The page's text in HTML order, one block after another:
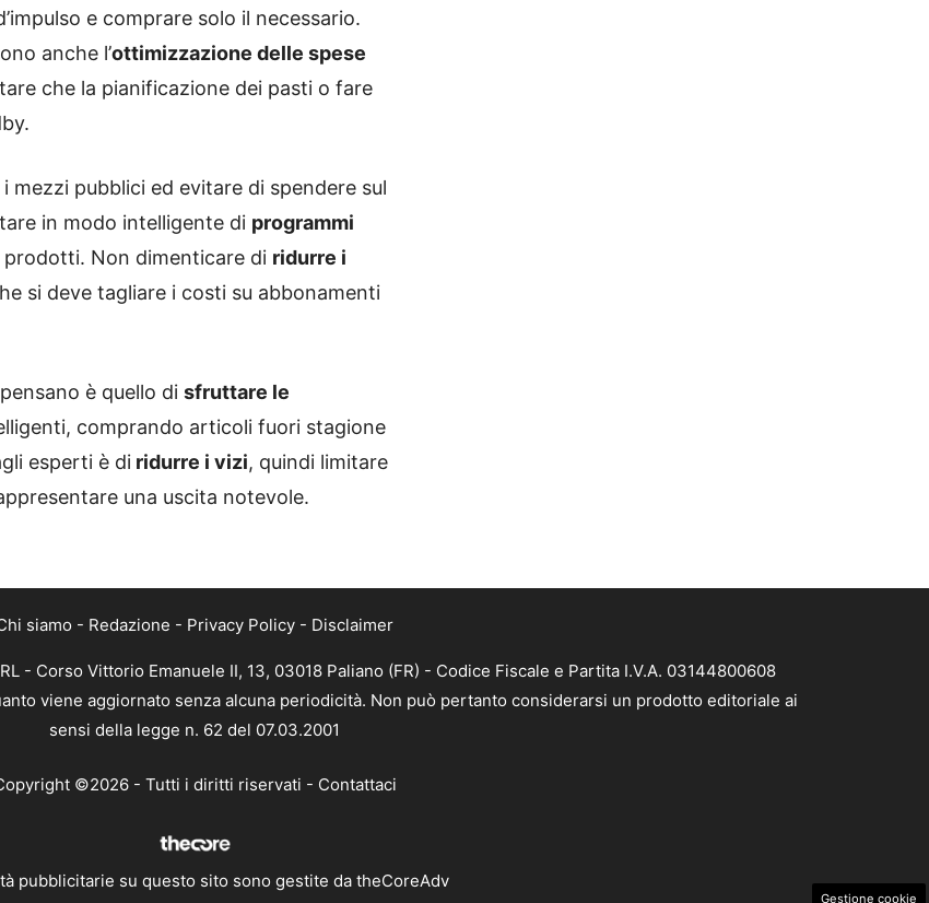
e comprare solo il necessario.
anche l’ottimizzazione delle spese
che la pianificazione dei pasti o fare
mezzi pubblici ed evitare di spendere sul
in modo intelligente di programmi
Non dimenticare di ridurre i
si deve tagliare i costi su abbonamenti
è quello di sfruttare le
comprando articoli fuori stagione
esperti è di ridurre i vizi, quindi limitare
una uscita notevole.
siamo - Redazione - Privacy Policy - Disclaimer
- Corso Vittorio Emanuele II, 13, 03018 Paliano (FR) - Codice Fiscale e Partita I.V.A. 03144800608
viene aggiornato senza alcuna periodicità. Non può pertanto considerarsi un prodotto editoriale ai
sensi della legge n. 62 del 07.03.2001
©2026 - Tutti i diritti riservati - Contattaci
pubblicitarie su questo sito sono gestite da theCoreAdv
Gestione cookie